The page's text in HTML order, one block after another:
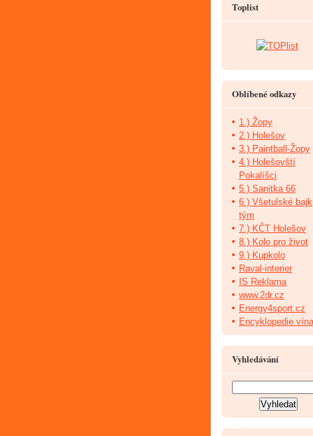
Toplist
Oblíbené odkazy
1.) Žopy
2.) Holešov
3.) Paintball-Žopy
4.) Holešovští
Pokalíšci
5.) Sanitka 66
6.) Všetulské bajk
tým
7.) KČT Holešov
8.) Kolo pro život
9.) Kupkolo
Raval-interier
IS Reklama
www.2dr.cz
Energy4sport.cz
Encyklopedie vína
Vyhledávání